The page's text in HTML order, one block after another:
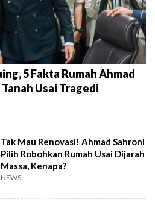
5 Fakta Rumah Ahmad
Usai Tragedi
Tak Mau Renovasi! Ahmad Sahroni
Pilih Robohkan Rumah Usai Dijarah
Massa, Kenapa?
NEWS